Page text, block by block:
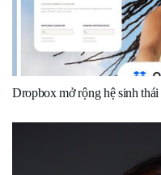
Dropbox mở rộng hệ sinh